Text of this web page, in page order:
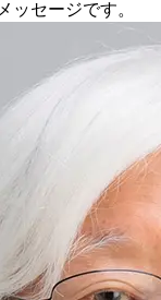
ッセージです。